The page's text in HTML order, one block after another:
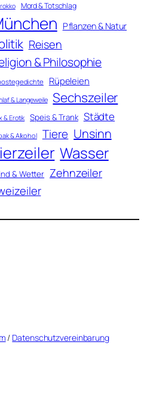
Mord & Totschlag
Pflanzen & Natur
Reisen
& Philosophie
Rüpeleien
& Langeweile Sechszeiler
& Erotik Speis & Trank Städte
& Alkohol Tiere Unsinn
Wasser
& Wetter Zehnzeiler
/ Datenschutzvereinbarung